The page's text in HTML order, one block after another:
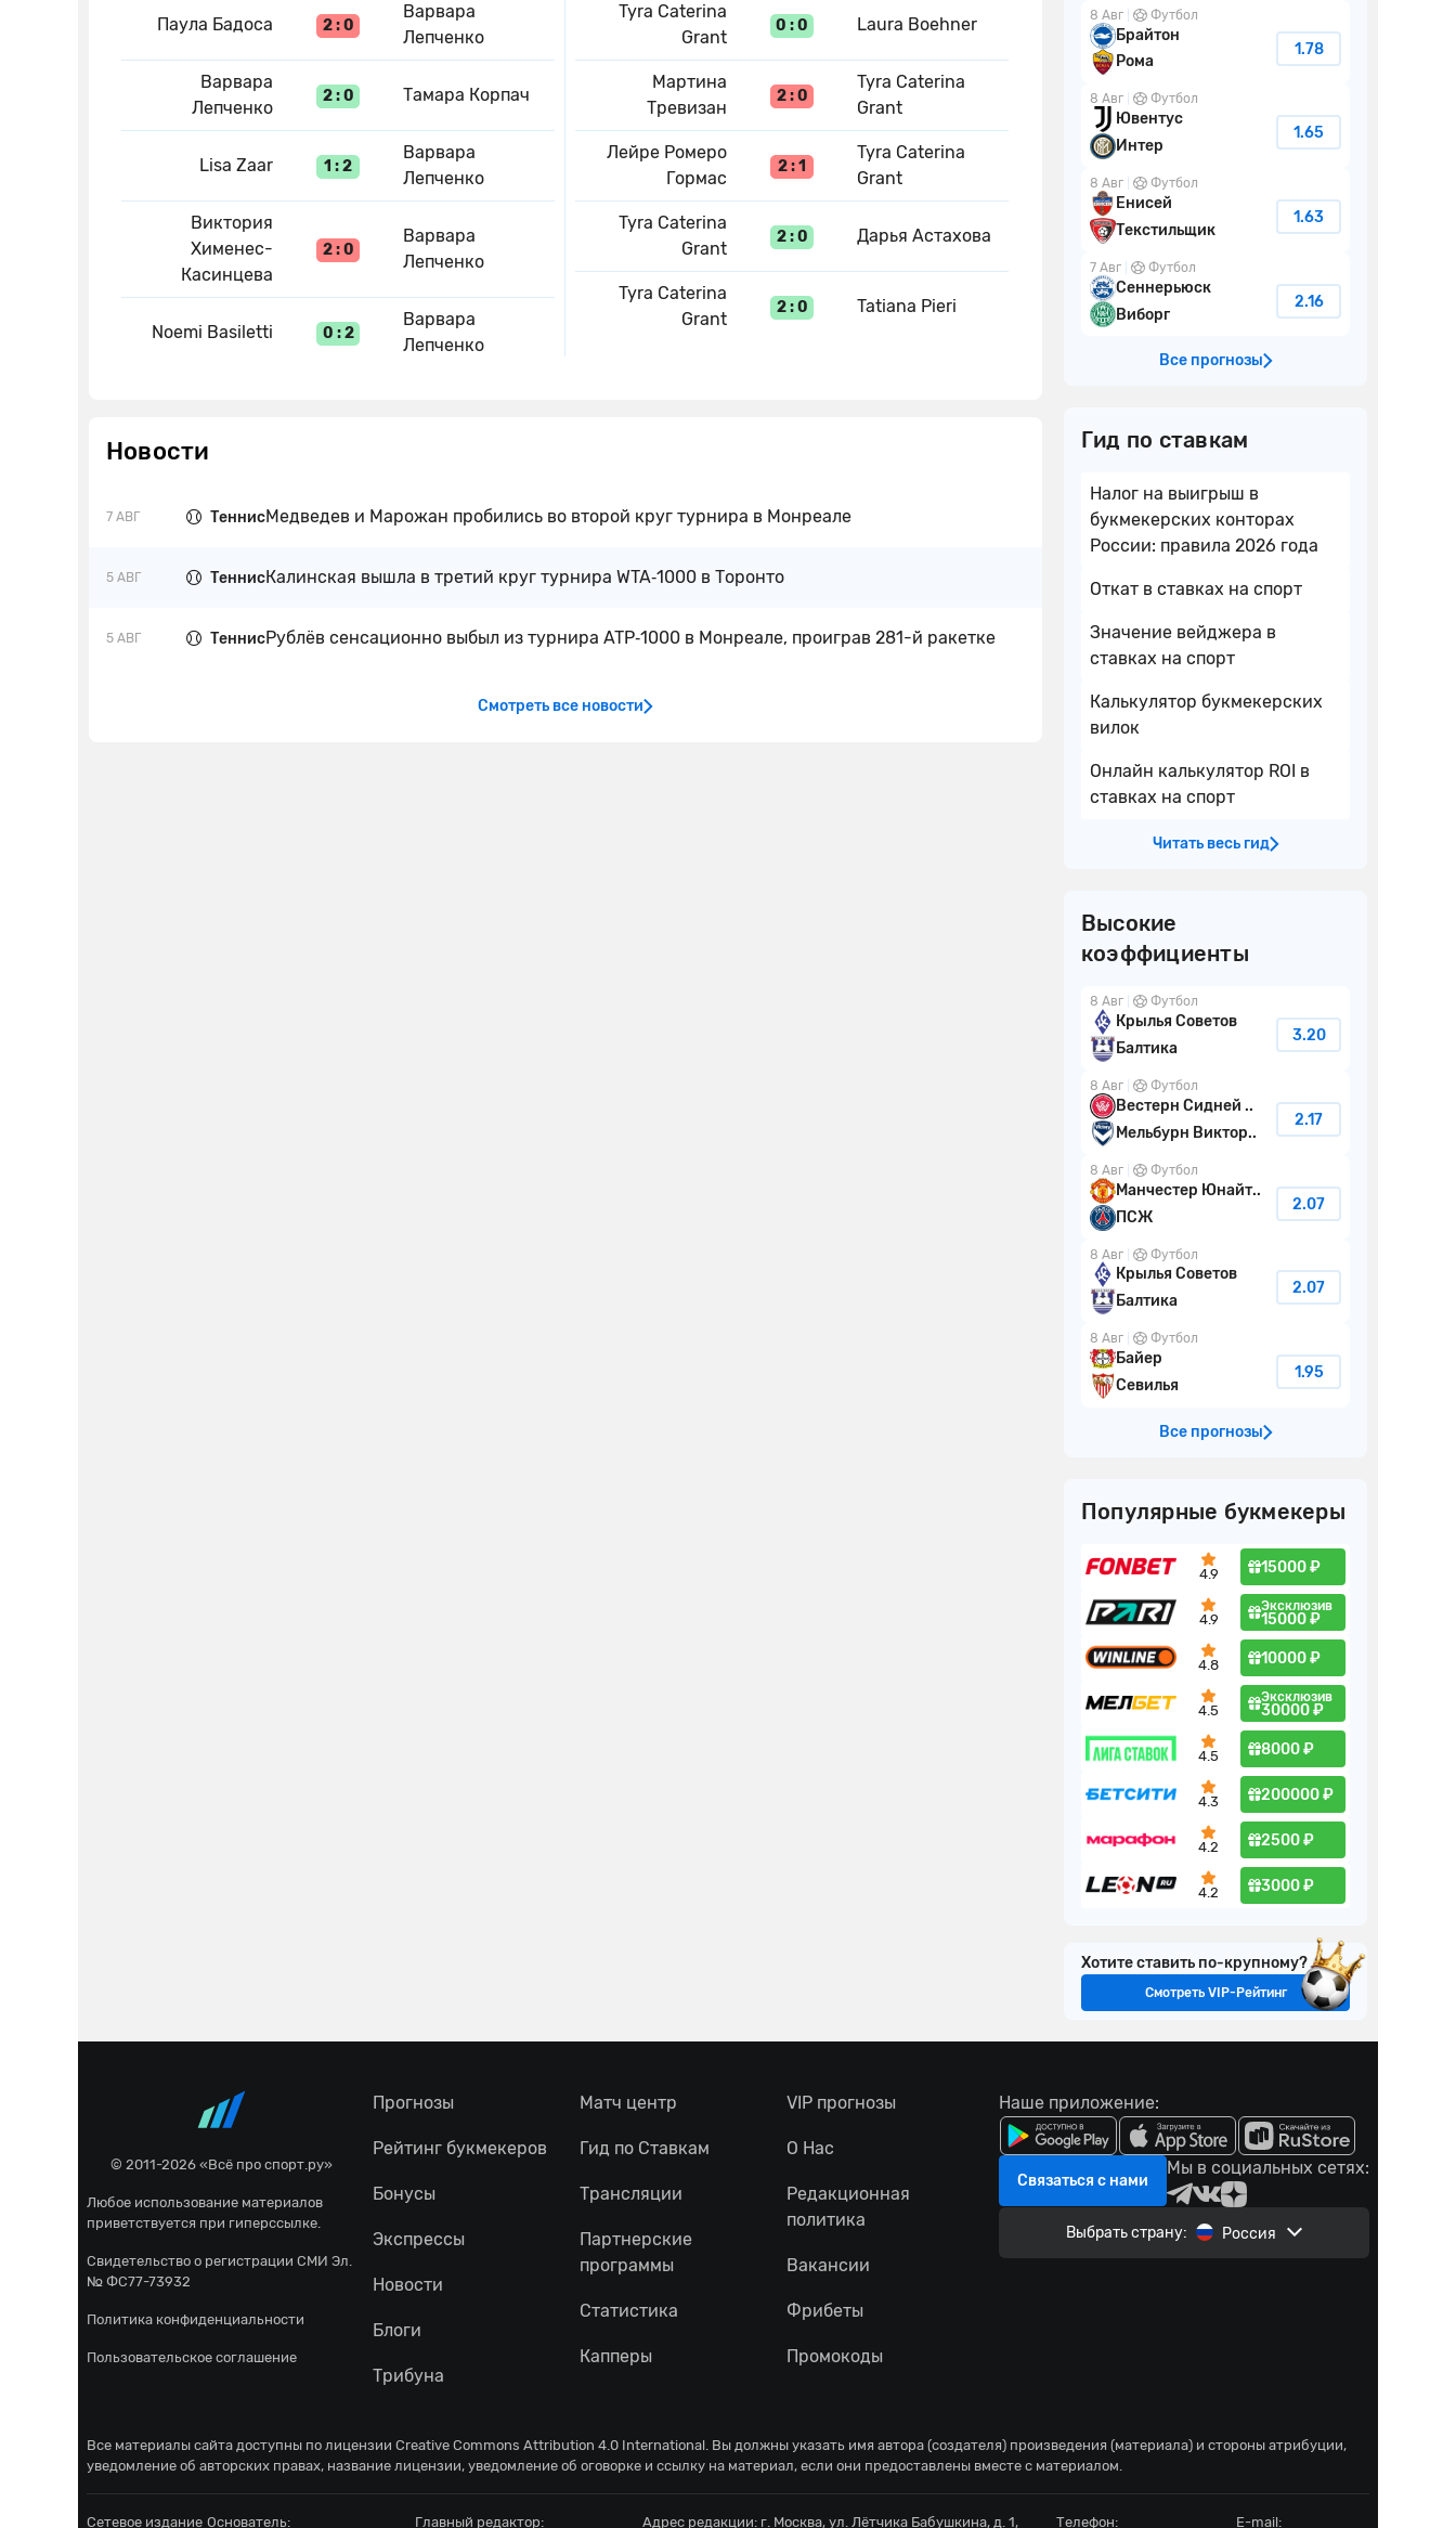
Паула Бадоса 2 : 0
Варвара
Лепченко
Варвара
Лепченко
2 : 0 Тамара Корпач
Lisa Zaar 1 : 2
Варвара
Лепченко
Виктория
Хименес-
Касинцева
2 : 0
Варвара
Лепченко
Noemi Basiletti 0 : 2
Варвара
Лепченко
Tyra Caterina
Grant
0 : 0 Laura Boehner
Мартина
Тревизан
2 : 0
Tyra Caterina
Grant
Лейре Ромеро
Гормас
2 : 1
Tyra Caterina
Grant
Tyra Caterina
Grant
2 : 0 Дарья Астахова
Tyra Caterina
Grant
2 : 0 Tatiana Pieri
Новости
7 АВГ ТеннисМедведев и Марожан пробились во второй круг турнира в Монреале
5 АВГ ТеннисКалинская вышла в третий круг турнира WTA‑1000 в Торонто
5 АВГ ТеннисРублёв сенсационно выбыл из турнира ATP‑1000 в Монреале, проиграв 281-й ракетке
Смотреть все новости
8 Авг Футбол
Брайтон
Рома
1.78
8 Авг Футбол
Ювентус
Интер
1.65
8 Авг Футбол
Енисей
Текстильщик
1.63
7 Авг Футбол
Сеннерьюск
Виборг
2.16
Все прогнозы
Гид по ставкам
Налог на выигрыш в
букмекерских конторах
России: правила 2026 года
Откат в ставках на спорт
Значение вейджера в
ставках на спорт
Калькулятор букмекерских
вилок
Онлайн калькулятор ROI в
ставках на спорт
Читать весь гид
Высокие
коэффициенты
8 Авг Футбол
Крылья Советов
Балтика
3.20
8 Авг Футбол
Вестерн Сидней ..
Мельбурн Виктор..
2.17
8 Авг Футбол
Манчестер Юнайт..
ПСЖ
2.07
8 Авг Футбол
Крылья Советов
Балтика
2.07
8 Авг Футбол
Байер
Севилья
1.95
Все прогнозы
Популярные букмекеры
4.9 15000 ₽
4.9
Эксклюзив
15000 ₽
4.8 10000 ₽
4.5
Эксклюзив
30000 ₽
4.5 8000 ₽
4.3 200000 ₽
4.2 2500 ₽
4.2 3000 ₽
Хотите ставить по-крупному?
Смотреть VIP-Рейтинг
© 2011-2026 «Всё про спорт.ру»
Любое использование материалов
приветствуется при гиперссылке.
Свидетельство о регистрации СМИ Эл.
№ ФС77-73932
Политика конфиденциальности
Пользовательское соглашение
Прогнозы
Рейтинг букмекеров
Бонусы
Экспрессы
Новости
Блоги
Трибуна
Матч центр
Гид по Ставкам
Трансляции
Партнерские
программы
Статистика
Капперы
VIP прогнозы
О Нас
Редакционная
политика
Вакансии
Фрибеты
Промокоды
Наше приложение:
Связаться с нами
Мы в социальных сетях:
Выбрать страну: Россия
Все материалы сайта доступны по лицензии Creative Commons Attribution 4.0 International . Вы должны указать имя автора (создателя) произведения (материала) и стороны атрибуции,
уведомление об авторских правах, название лицензии, уведомление об оговорке и ссылку на материал, если они предоставлены вместе с материалом.
Сетевое издание Основатель: Главный редактор: Адрес редакции: г. Москва, ул. Лётчика Бабушкина, д. 1, Телефон: E-mail: